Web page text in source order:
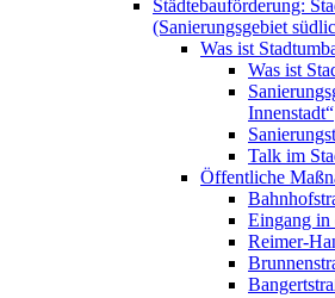
Städtebauförderung:
(Sanierungsgebiet
Was ist
Was ist
Innenstadt“
Talk im
Öffentliche
Eingang in
Reimer-